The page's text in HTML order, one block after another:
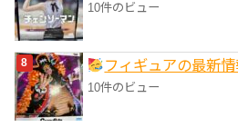
10件のビュー
フィギュアの最新
10件のビュー